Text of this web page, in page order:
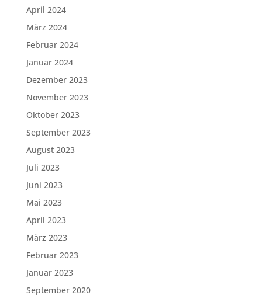
April 2024
März 2024
Februar 2024
Januar 2024
Dezember 2023
November 2023
Oktober 2023
September 2023
August 2023
Juli 2023
Juni 2023
Mai 2023
April 2023
März 2023
Februar 2023
Januar 2023
September 2020